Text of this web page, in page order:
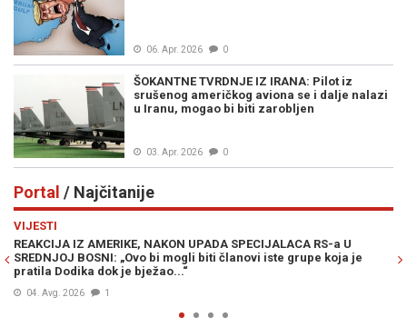
06. Apr. 2026 0
ŠOKANTNE TVRDNJE IZ IRANA: Pilot iz
srušenog američkog aviona se i dalje nalazi
u Iranu, mogao bi biti zarobljen
03. Apr. 2026 0
Portal / Najčitanije
VIJESTI
REAKCIJA IZ AMERIKE, NAKON UPADA SPECIJALACA RS-a U
SREDNJOJ BOSNI: „Ovo bi mogli biti članovi iste grupe koja je
pratila Dodika dok je bježao...“
04. Avg. 2026 1